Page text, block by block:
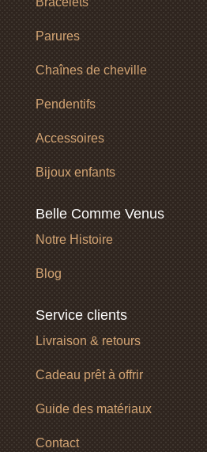
Parures
Chaînes de cheville
Pendentifs
Accessoires
Bijoux enfants
Belle Comme Venus
Notre Histoire
Blog
Service clients
Livraison & retours
Cadeau prêt à offrir
Guide des matériaux
Contact